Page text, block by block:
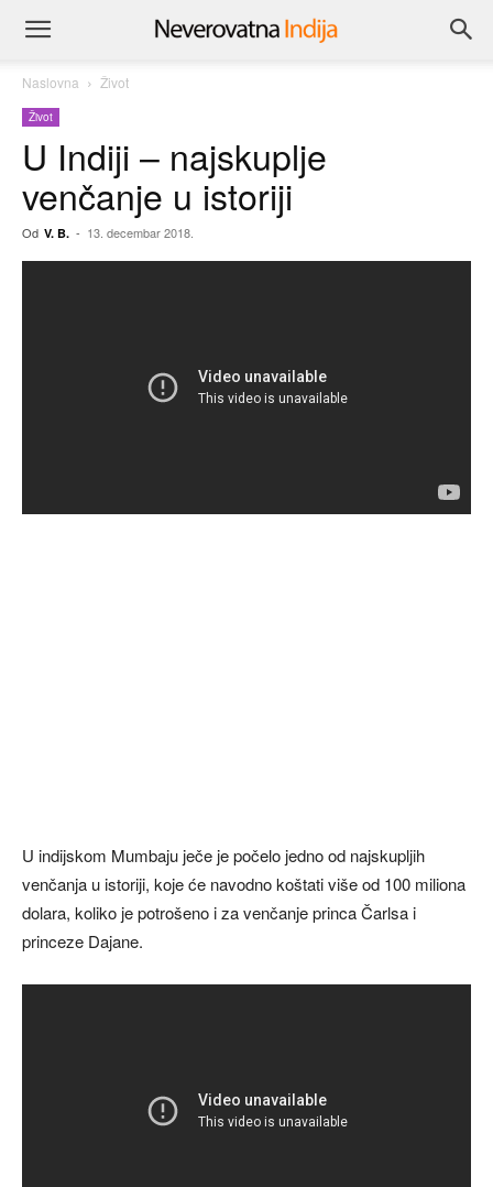
Naslovna Život
Život
U Indiji – najskuplje
venčanje u istoriji
Od V. B. - 13. decembar 2018.
U indijskom Mumbaju ječe je počelo jedno od najskupljih
venčanja u istoriji, koje će navodno koštati više od 100 miliona
dolara, koliko je potrošeno i za venčanje princa Čarlsa i
princeze Dajane.